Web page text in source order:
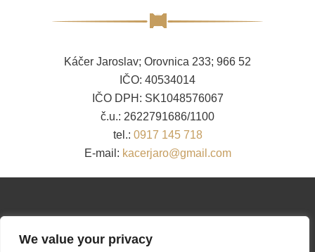
We value your privacy
Káčer Jaroslav; Orovnica 233; 966 52
IČO: 40534014
IČO DPH: SK1048576067
č.u.: 2622791686/1100
tel.: 0917 145 718
E-mail: kacerjaro@gmail.com
KÁČER